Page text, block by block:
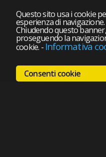
Questo sito usa i cookie
esperienza di navigazione.
Chiudendo questo
proseguendo la
cookie. - Informativa
Consenti cookie